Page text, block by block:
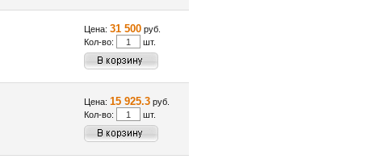
Цена: 31 500руб.
Кол-во:
шт.
Цена: 15 925.3руб.
Кол-во:
шт.